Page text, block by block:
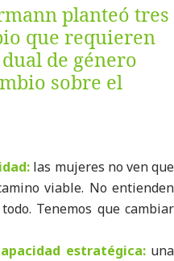
planteó tres
que requieren
de género
sobre el
las mujeres no ven que
viable. No entienden
Tenemos que cambiar
estratégica: una